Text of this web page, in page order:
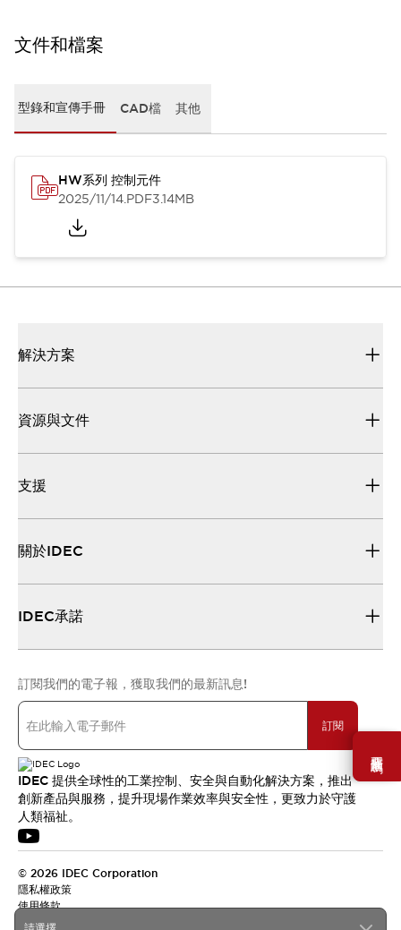
需要幫助嗎？
文件和檔案
型錄和宣傳手冊 CAD檔 其他
HW系列 控制元件
2025/11/14.PDF3.14MB
解決方案
資源與文件
支援
關於IDEC
IDEC承諾
訂閱我們的電子報，獲取我們的最新訊息!
訂閱
IDEC 提供全球性的工業控制、安全與自動化解決方案，推出
創新產品與服務，提升現場作業效率與安全性，更致力於守護
人類福祉。
© 2026 IDEC Corporation
隱私權政策
使用條款